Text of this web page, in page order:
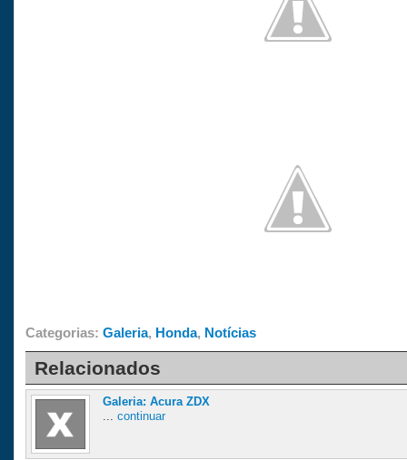
Categorias: Galeria, Honda, Notícias
Relacionados
Galeria: Acura ZDX
continuar